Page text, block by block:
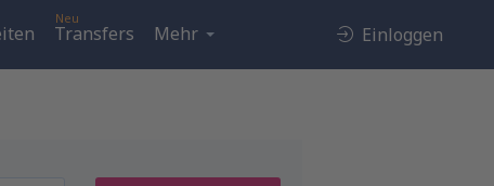
Neu
Transfers Mehr Einloggen